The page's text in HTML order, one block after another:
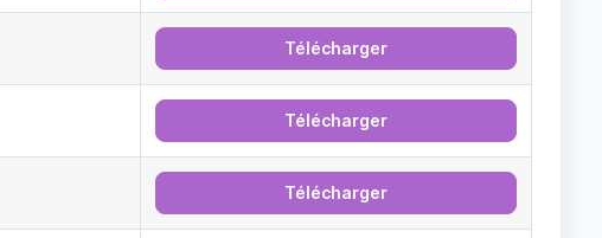
Télécharger
Télécharger
Télécharger